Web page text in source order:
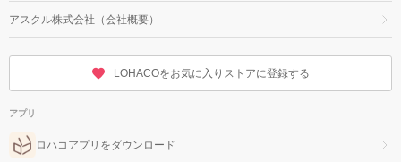
アスクル株式会社（会社概要）
LOHACOをお気に入りストアに登録する
アプリ
ロハコアプリをダウンロード